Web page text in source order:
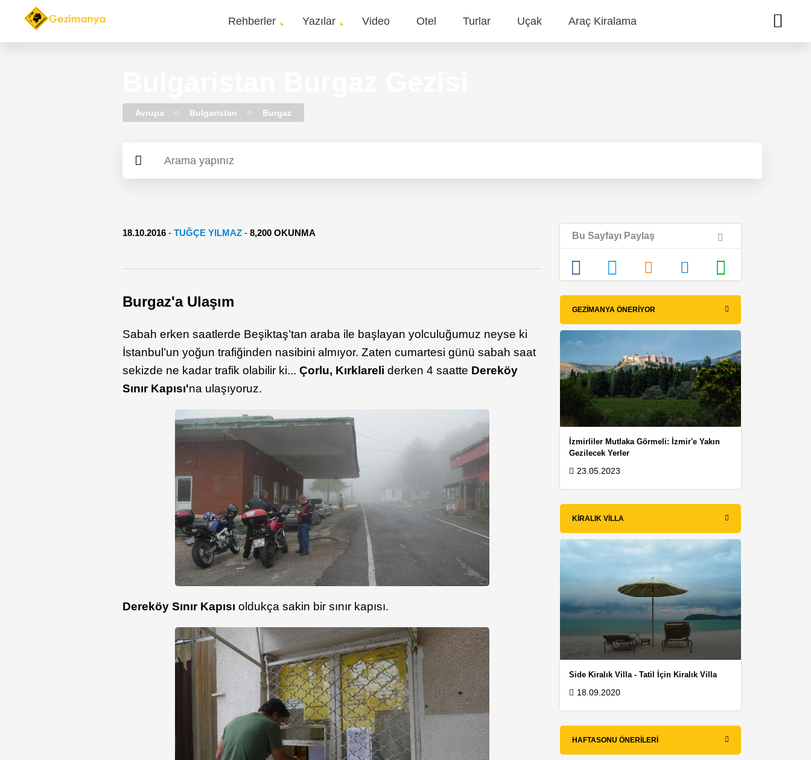
Main
Rehberler Yazılar Video Otel Turlar Uçak Araç Kiralama
Avrupa Bulgaristan Burgaz
18.10.2016 -TUĞÇE YILMAZ -8,200 OKUNMA
Burgaz'a Ulaşım
Sabah erken saatlerde Beşiktaş’tan araba ile başlayan yolculuğumuz neyse ki
İstanbul’un yoğun trafiğinden nasibini almıyor. Zaten cumartesi günü sabah saat
sekizde ne kadar trafik olabilir ki... Çorlu, Kırklareliderken 4 saatte Dereköy
Sınır Kapısı'na ulaşıyoruz.
Dereköy Sınır Kapısı oldukça sakin bir sınır kapısı.
Bu Sayfayı Paylaş
GEZIMANYA ÖNERIYOR
İzmirliler Mutlaka Görmeli: İzmir'e Yakın
Gezilecek Yerler
23.05.2023
KIRALIK VILLA
Side Kiralık Villa - Tatil İçin Kiralık Villa
18.09.2020
HAFTASONU ÖNERILERI